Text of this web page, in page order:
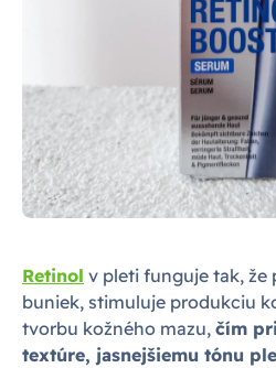
Retinol v pleti funguje tak, že
buniek, stimuluje produkciu
tvorbu kožného mazu, čím
textúre, jasnejšiemu tónu